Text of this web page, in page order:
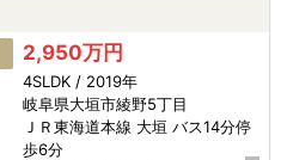
2,950万円
4SLDK / 2019年
岐阜県大垣市綾野5丁目
ＪＲ東海道本線 大垣 バス14分停
歩6分